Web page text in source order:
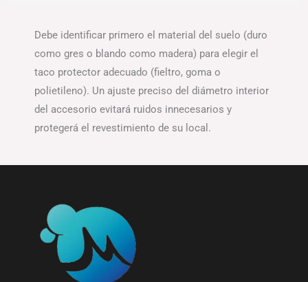
Debe identificar primero el material del suelo (duro
como gres o blando como madera) para elegir el
taco protector adecuado (fieltro, goma o
polietileno). Un ajuste preciso del diámetro interior
del accesorio evitará ruidos innecesarios y
protegerá el revestimiento de su local.